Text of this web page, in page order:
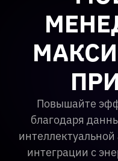
Повышайте
благодаря
интеграции с